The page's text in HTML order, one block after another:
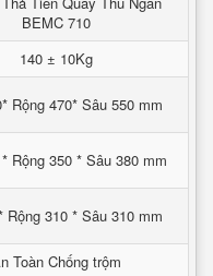
BEMC 710
140 ± 10Kg
Rộng 470* Sâu 550 mm
Rộng 350 * Sâu 380 mm
Rộng 310 * Sâu 310 mm
Toàn Chống trộm